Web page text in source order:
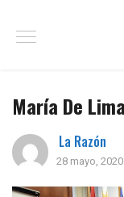
María De
La Razón
28 mayo, 2020